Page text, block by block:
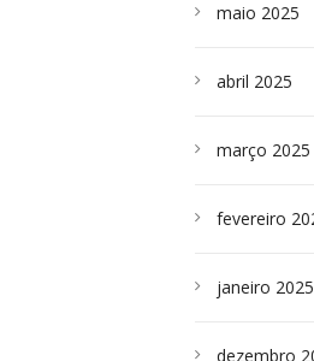
maio 2025
abril 2025
março 2025
fevereiro
janeiro 2025
dezembro